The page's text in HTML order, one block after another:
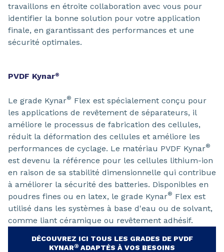
travaillons en étroite collaboration avec vous pour
identifier la bonne solution pour votre application
finale, en garantissant des performances et une
sécurité optimales.
PVDF Kynar®
Le grade Kynar® Flex est spécialement conçu pour
les applications de revêtement de séparateurs, il
améliore le processus de fabrication des cellules,
réduit la déformation des cellules et améliore les
performances de cyclage. Le matériau PVDF Kynar®
est devenu la référence pour les cellules lithium-ion
en raison de sa stabilité dimensionnelle qui contribue
à améliorer la sécurité des batteries. Disponibles en
poudres fines ou en latex, le grade Kynar® Flex est
utilisé dans les systèmes à base d'eau ou de solvant,
comme liant céramique ou revêtement adhésif.
DÉCOUVREZ ICI TOUS LES GRADES DE PVDF
KYNAR® ADAPTÉS À VOS BESOINS